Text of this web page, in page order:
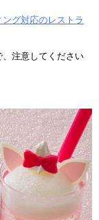
グ対応のレストラ
注意してください